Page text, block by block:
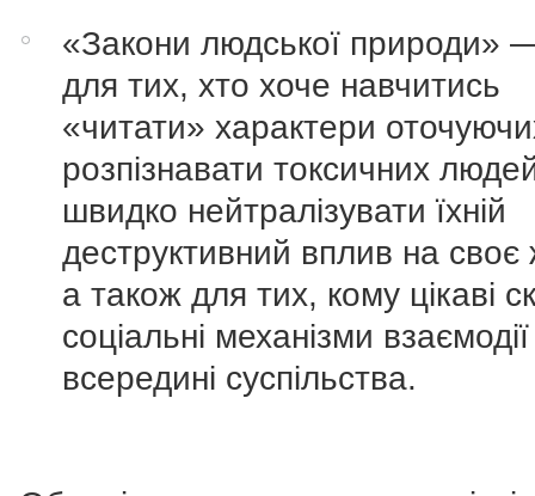
«Закони людської природи»
для тих, хто хоче навчитись
«читати» характери
розпізнавати токсичних
швидко нейтралізувати їхній
деструктивний вплив на своє
а також для тих, кому цікаві
соціальні механізми взаємодії
всередині суспільства.